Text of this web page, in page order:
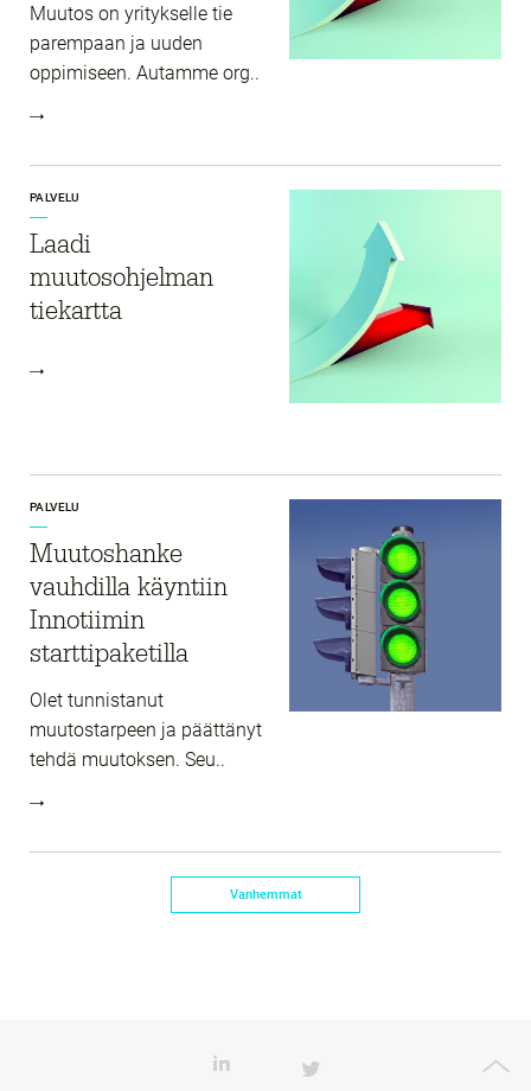
Muutos on yritykselle tie
parempaan ja uuden
oppimiseen. Autamme org..
PALVELU
Laadi
muutosohjelman
tiekartta
PALVELU
Muutoshanke
vauhdilla käyntiin
Innotiimin
starttipaketilla
Olet tunnistanut
muutostarpeen ja päättänyt
tehdä muutoksen. Seu..
Vanhemmat